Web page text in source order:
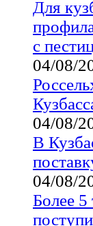
Для
с
04/08/
04/08/
В
04/08/
Более